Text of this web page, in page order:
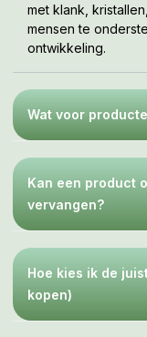
met klank,
mensen te
ontwikkeling.
Wat voor
Kan een product
vervangen?
Hoe kies ik de
kopen)